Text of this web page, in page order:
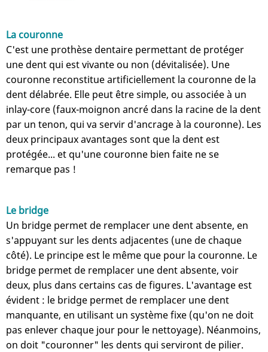
La couronne
C'est une prothèse dentaire permettant de protéger
une dent qui est vivante ou non (dévitalisée). Une
couronne reconstitue artificiellement la couronne de la
dent délabrée. Elle peut être simple, ou associée à un
inlay-core (faux-moignon ancré dans la racine de la dent
par un tenon, qui va servir d'ancrage à la couronne). Les
deux principaux avantages sont que la dent est
protégée... et qu'une couronne bien faite ne se
remarque pas !
Le bridge
Un bridge permet de remplacer une dent absente, en
s'appuyant sur les dents adjacentes (une de chaque
côté). Le principe est le même que pour la couronne. Le
bridge permet de remplacer une dent absente, voir
deux, plus dans certains cas de figures. L'avantage est
évident : le bridge permet de remplacer une dent
manquante, en utilisant un système fixe (qu'on ne doit
pas enlever chaque jour pour le nettoyage). Néanmoins,
on doit "couronner" les dents qui serviront de pilier.